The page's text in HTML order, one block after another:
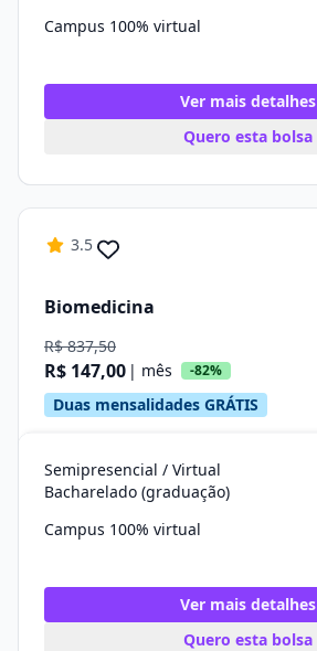
Campus 100% virtual
Ver mais detalhes
Quero esta bolsa
3.5
Biomedicina
R$ 837,50
R$ 147,00 | mês -82%
Duas mensalidades GRÁTIS
Semipresencial / Virtual
Bacharelado (graduação)
Campus 100% virtual
Ver mais detalhes
Quero esta bolsa